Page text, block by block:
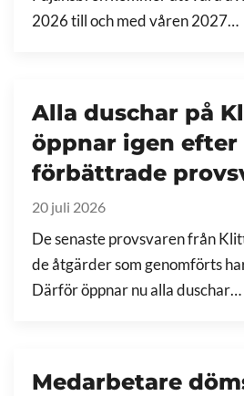
2026 till och med våren 2027…
Alla duschar på
öppnar igen efter
förbättrade
20 juli 2026
De senaste provsvaren från
de åtgärder som genomförts
Därför öppnar nu alla duschar…
Medarbetare